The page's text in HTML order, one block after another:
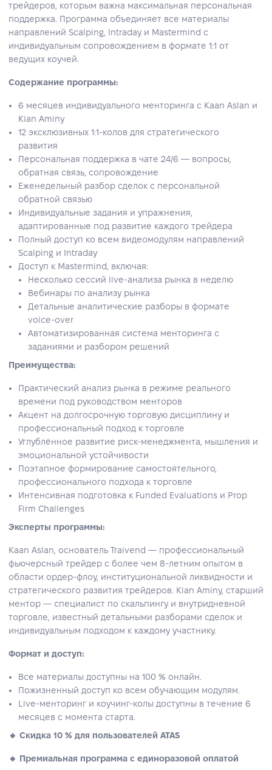
трейдеров, которым важна максимальная персональная
поддержка. Программа объединяет все материалы
направлений Scalping, Intraday и Mastermind с
индивидуальным сопровождением в формате 1:1 от
ведущих коучей.
Содержание программы:
6 месяцев индивидуального менторинга с Kaan Aslan и
Kian Aminy
12 эксклюзивных 1:1-колов для стратегического
развития
Персональная поддержка в чате 24/6 — вопросы,
обратная связь, сопровождение
Еженедельный разбор сделок с персональной
обратной связью
Индивидуальные задания и упражнения,
адаптированные под развитие каждого трейдера
Полный доступ ко всем видеомодулям направлений
Scalping и Intraday
Доступ к Mastermind, включая:
Несколько сессий live-анализа рынка в неделю
Вебинары по анализу рынка
Детальные аналитические разборы в формате
voice-over
Автоматизированная система менторинга с
заданиями и разбором решений
Преимущества:
Практический анализ рынка в режиме реального
времени под руководством менторов
Акцент на долгосрочную торговую дисциплину и
профессиональный подход к торговле
Углублённое развитие риск-менеджмента, мышления и
эмоциональной устойчивости
Поэтапное формирование самостоятельного,
профессионального подхода к торговле
Интенсивная подготовка к Funded Evaluations и Prop
Firm Challenges
Эксперты программы:
Kaan Aslan, основатель Traivend — профессиональный
фьючерсный трейдер с более чем 8-летним опытом в
области ордер-флоу, институциональной ликвидности и
стратегического развития трейдеров. Kian Aminy, старший
ментор — специалист по скальпингу и внутридневной
торговле, известный детальными разборами сделок и
индивидуальным подходом к каждому участнику.
Формат и доступ:
Все материалы доступны на 100 % онлайн.
Пожизненный доступ ко всем обучающим модулям.
Live-менторинг и коучинг-колы доступны в течение 6
месяцев с момента старта.
🔸 Скидка 10 % для пользователей ATAS
🔸 Премиальная программа с единоразовой оплатой